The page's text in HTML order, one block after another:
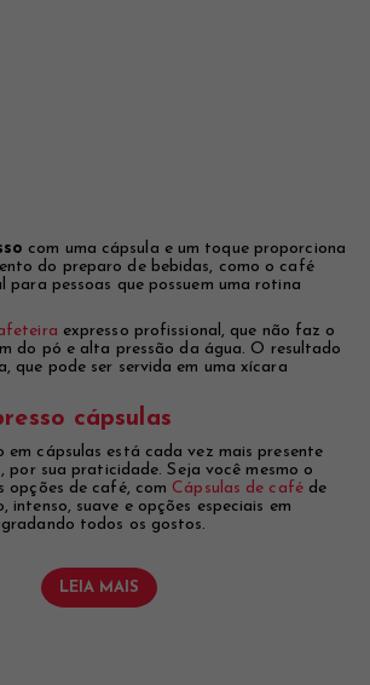
com uma cápsula e um toque proporciona
do preparo de bebidas, como o café
para pessoas que possuem uma rotina
expresso profissional, que não faz o
do pó e alta pressão da água. O resultado
que pode ser servida em uma xícara
cápsulas
cápsulas está cada vez mais presente
por sua praticidade. Seja você mesmo o
opções de café, com Cápsulas de caféde
intenso, suave e opções especiais em
todos os gostos.
LEIA MAIS